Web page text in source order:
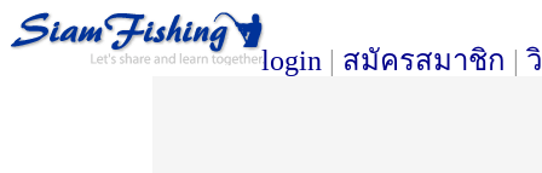
login | สมัครสมาชิก |